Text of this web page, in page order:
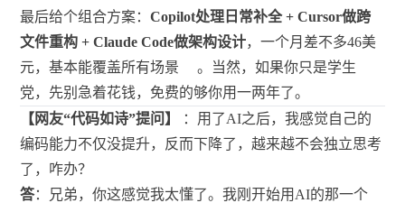
最后给个组合方案：Copilot处理日常补全 + Cursor做跨
文件重构 + Claude Code做架构设计，一个月差不多46美
元，基本能覆盖所有场景
。当然，如果你只是学生
党，先别急着花钱，免费的够你用一两年了。
【网友“代码如诗”提问】
：用了AI之后，我感觉自己的
编码能力不仅没提升，反而下降了，越来越不会独立思考
了，咋办？
答：兄弟，你这感觉我太懂了。我刚开始用AI的那一个